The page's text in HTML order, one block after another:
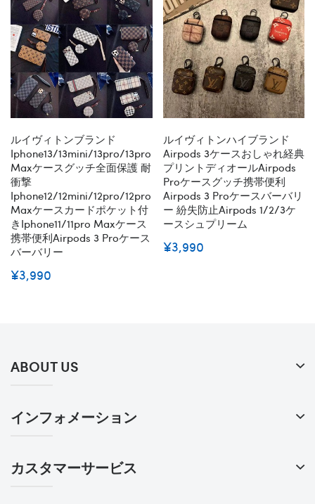
ルイヴィトンブランド
Iphone13/13mini/13pro/13pro
Maxケースグッチ全面保護 耐
衝撃
Iphone12/12mini/12pro/12pro
Maxケースカードポケット付
きiphone11/11pro Maxケース
携帯便利airpods 3 Proケース
バーバリー
¥3,990
ルイヴィトンハイブランド
Airpods 3ケースおしゃれ経典
プリントディオールairpods
Proケースグッチ携帯便利
Airpods 3 Proケースバーバリ
ー 紛失防止airpods 1/2/3ケ
ースシュプリーム
¥3,990
ABOUT US
インフォメーション
カスタマーサービス